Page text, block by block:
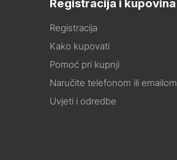
Registracija i kupovina
Registracija
Kako kupovati
Pomoć pri kupnji
Naručite telefonom ili emailom
Uvjeti i odredbe